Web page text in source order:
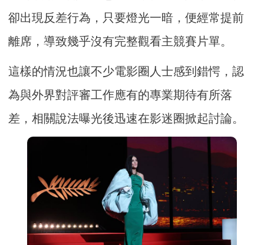
卻出現反差行為，只要燈光一暗，便經常提前
離席，導致幾乎沒有完整觀看主競賽片單。
這樣的情況也讓不少電影圈人士感到錯愕，認
為與外界對評審工作應有的專業期待有所落
差，相關說法曝光後迅速在影迷圈掀起討論。